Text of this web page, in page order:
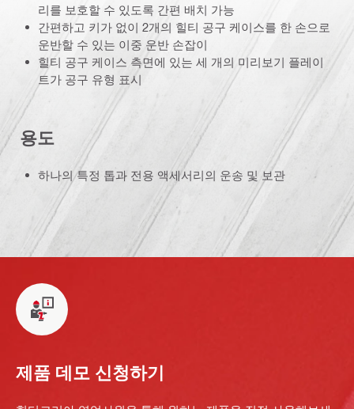
리를 보호할 수 있도록 간편 배치 가능
간편하고 키가 없이 2개의 힐티 공구 케이스를 한 손으로
운반할 수 있는 이중 운반 손잡이
힐티 공구 케이스 측면에 있는 세 개의 미리보기 플레이
트가 공구 유형 표시
용도
하나의 특정 톱과 전용 액세서리의 운송 및 보관
제품 데모 신청하기